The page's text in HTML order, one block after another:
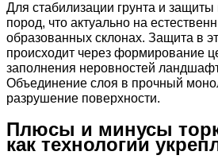
Для стабилизации грунта и
пород, что актуально на
образованных склонах. Защита в
происходит через формирование
заполнения неровностей
Объединение слоя в прочный
разрушение поверхности.
Плюсы и минусы
как технологии